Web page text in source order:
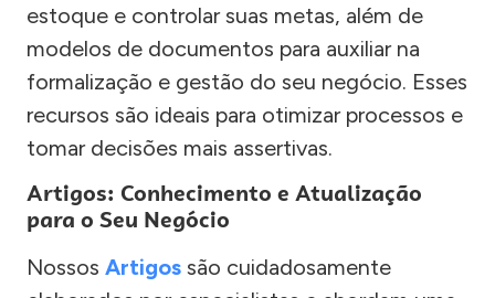
estoque e controlar suas metas, além de
modelos de documentos para auxiliar na
formalização e gestão do seu negócio. Esses
recursos são ideais para otimizar processos e
tomar decisões mais assertivas.
Artigos: Conhecimento e Atualização
para o Seu Negócio
Nossos Artigos são cuidadosamente